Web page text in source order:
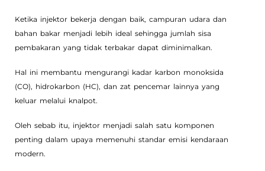
Ketika injektor bekerja dengan baik, campuran udara dan
bahan bakar menjadi lebih ideal sehingga jumlah sisa
pembakaran yang tidak terbakar dapat diminimalkan.
Hal ini membantu mengurangi kadar karbon monoksida
(CO), hidrokarbon (HC), dan zat pencemar lainnya yang
keluar melalui knalpot.
Oleh sebab itu, injektor menjadi salah satu komponen
penting dalam upaya memenuhi standar emisi kendaraan
modern.